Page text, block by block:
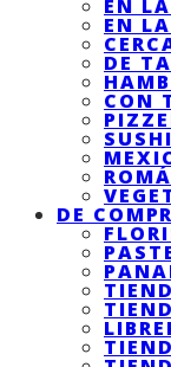
EN
EN
DE
CON
SUSHI
DE